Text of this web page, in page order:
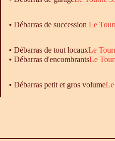
• Débarras de succession Le
• Débarras de tout locauxLe
• Débarras d'encombrantsLe
• Débarras petit et gros volumeLe